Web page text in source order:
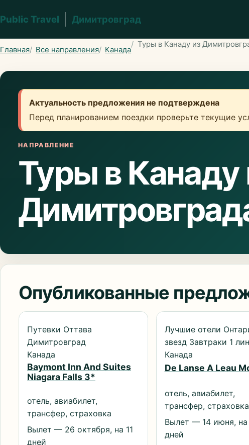
Public Travel Димитровград
Главная Все направления Канада
Туры в Канаду из
Актуальность предложения не подтверждена
Перед планированием поездки проверьте текущие
НАПРАВЛЕНИЕ
Туры в Канаду
Опубликованные
Путевки Оттава
Димитровград
Канада
Baymont Inn And Suites
Niagara Falls 3*
отель, авиабилет,
трансфер, страховка
Вылет — 26 октября, на 11
дней
Лучшие отели
звезд Завтраки 1
Канада
De Lanse A Leau
отель, авиабилет,
трансфер, страховка
Вылет — 14 июня, на
дней